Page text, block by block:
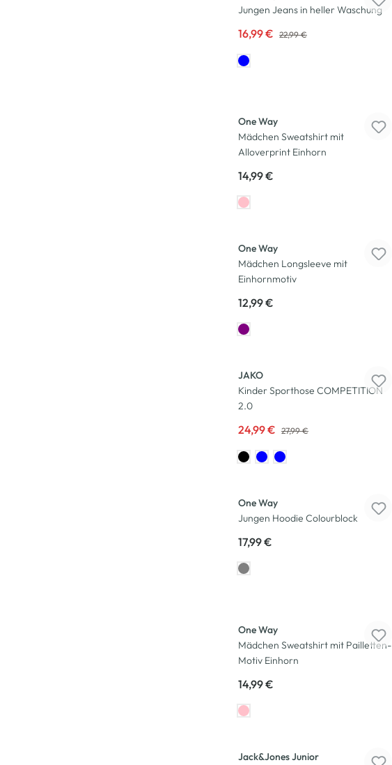
Jungen Jeans in heller Waschung
16,99 € 22,99 €
One Way
Mädchen Sweatshirt mit
Alloverprint Einhorn
14,99 €
One Way
Mädchen Longsleeve mit
Einhornmotiv
12,99 €
JAKO
Kinder Sporthose COMPETITION
2.0
24,99 € 27,99 €
One Way
Jungen Hoodie Colourblock
17,99 €
One Way
Mädchen Sweatshirt mit Pailletten-
Motiv Einhorn
14,99 €
Jack&Jones Junior